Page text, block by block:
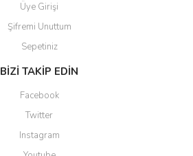
Üye Girişi
Şifremi Unuttum
Sepetiniz
BİZİ TAKİP EDİN
Facebook
Twitter
Instagram